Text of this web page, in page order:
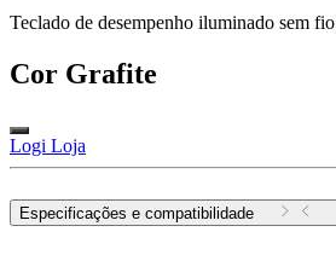
Teclado de desempenho iluminado sem fio
Cor Grafite
Logi Loja
Especificações e compatibilidade